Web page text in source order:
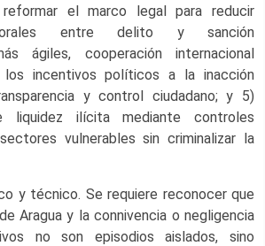
reformar el marco legal para reducir
entre delito y sanción
ágiles, cooperación internacional
incentivos políticos a la inacción
y control ciudadano; y 5)
liquidez ilícita mediante controles
vulnerables sin criminalizar la
y técnico. Se requiere reconocer que
Aragua y la connivencia o negligencia
no son episodios aislados, sino